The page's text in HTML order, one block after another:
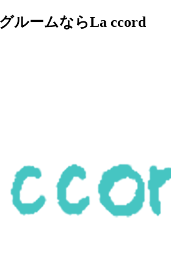
ルームならLa ccord